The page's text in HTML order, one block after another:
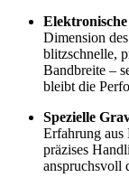
Dimension
blitzschnelle,
Bandbreite –
bleibt die
Spezielle
Erfahrung aus
präzises
anspruchsvoll